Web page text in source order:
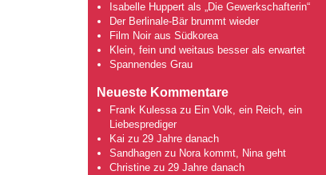
Isabelle Huppert als „Die Gewerkschafterin“
Der Berlinale-Bär brummt wieder
Film Noir aus Südkorea
Klein, fein und weitaus besser als erwartet
Spannendes Grau
Neueste Kommentare
Frank Kulessazu Ein Volk, ein Reich, ein
Liebesprediger
Kai zu 29 Jahre danach
Sandhagenzu Nora kommt, Nina geht
Christinezu 29 Jahre danach